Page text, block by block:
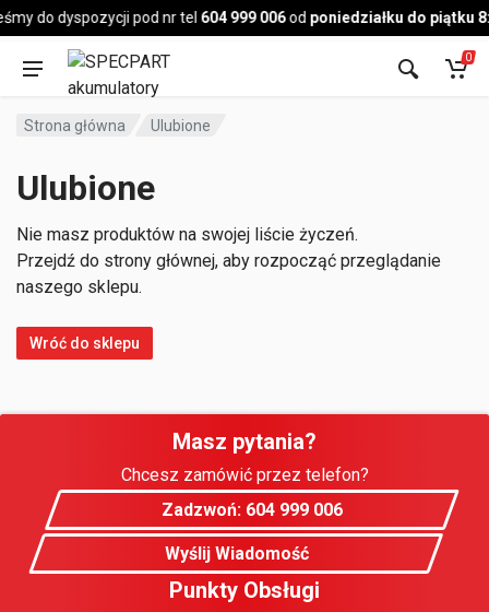
do dyspozycji pod nr tel 604 999 006od poniedziałku do piątku
Pojazd
0
Strona główna Ulubione
Ulubione
Nie masz produktów na swojej liście życzeń.
Przejdź do strony głównej, aby rozpocząć przeglądanie
naszego sklepu.
Wróć do sklepu
Masz pytania?
Chcesz zamówić przez telefon?
Zadzwoń: 604 999 006
Wyślij Wiadomość
Punkty Obsługi